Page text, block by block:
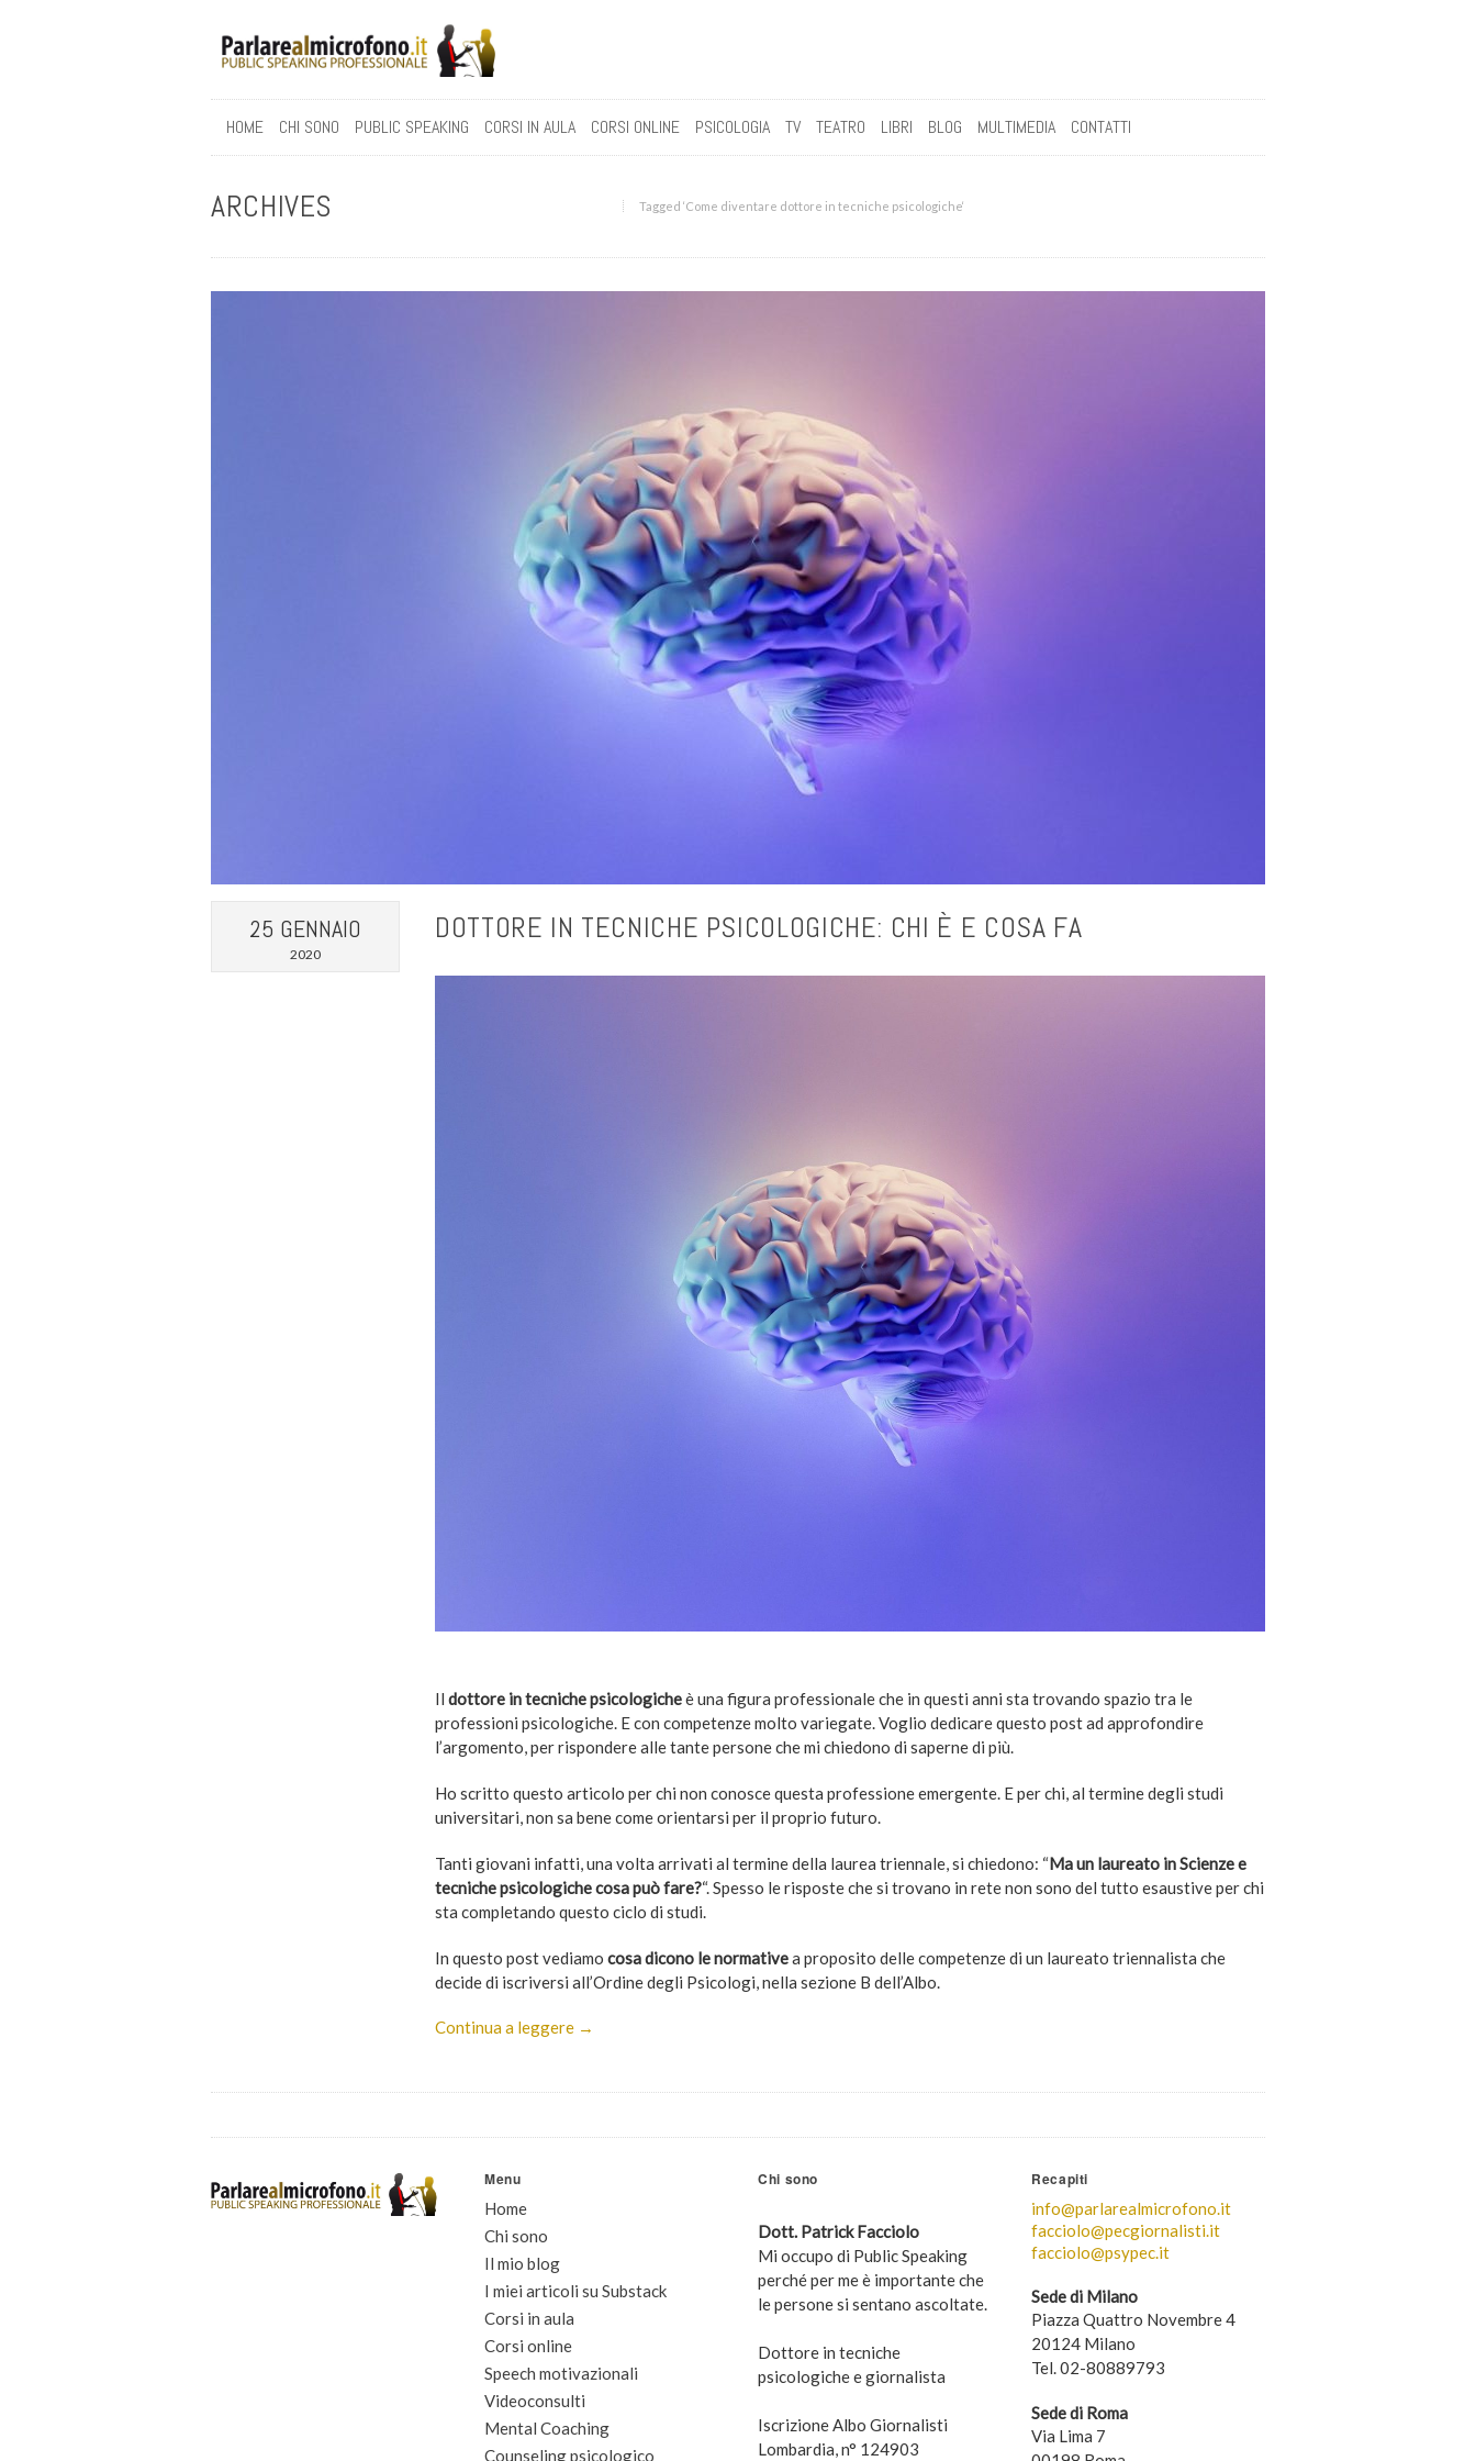
HOME CHI SONO PUBLIC SPEAKING CORSI IN AULA CORSI ONLINE PSICOLOGIA TV TEATRO LIBRI BLOG MULTIMEDIA CONTATTI
ARCHIVES Tagged ‘Come diventare dottore in tecniche psicologiche‘
25 GENNAIO
2020
DOTTORE IN TECNICHE PSICOLOGICHE: CHI È E COSA FA
Il dottore in tecniche psicologicheè una figura professionale che in questi anni sta trovando spazio tra le
professioni psicologiche. E con competenze molto variegate. Voglio dedicare questo post ad approfondire
l’argomento, per rispondere alle tante persone che mi chiedono di saperne di più.
Ho scritto questo articolo per chi non conosce questa professione emergente. E per chi, al termine degli studi
universitari, non sa bene come orientarsi per il proprio futuro.
Tanti giovani infatti, una volta arrivati al termine della laurea triennale, si chiedono: “Ma un laureato in Scienze e
tecniche psicologiche cosa può fare?“. Spesso le risposte che si trovano in rete non sono del tutto esaustive per chi
sta completando questo ciclo di studi.
In questo post vediamo cosa dicono le normativea proposito delle competenze di un laureato triennalista che
decide di iscriversi all’Ordine degli Psicologi, nella sezione B dell’Albo.
Continua a leggere →
Menu
Home
Chi sono
Il mio blog
I miei articoli su Substack
Corsi in aula
Corsi online
Speech motivazionali
Videoconsulti
Mental Coaching
Counseling psicologico
Chi sono
Dott. Patrick Facciolo
Mi occupo di Public Speaking
perché per me è importante che
le persone si sentano ascoltate.
Dottore in tecniche
psicologiche e giornalista
Iscrizione Albo Giornalisti
Lombardia, n° 124903
Recapiti
info@parlarealmicrofono.it
facciolo@pecgiornalisti.it
facciolo@psypec.it
Sede di Milano
Piazza Quattro Novembre 4
20124 Milano
Tel. 02-80889793
Sede di Roma
Via Lima 7